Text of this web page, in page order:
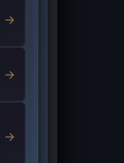
→
→
→